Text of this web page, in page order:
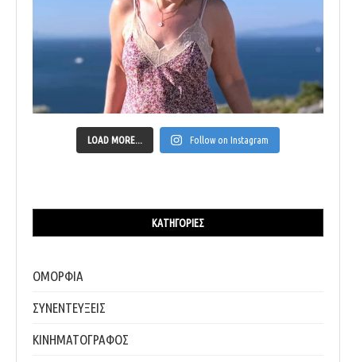
LOAD MORE... Follow on Instagram
ΚΑΤΗΓΟΡΊΕΣ
ΟΜΟΡΦΙΑ
ΣΥΝΕΝΤΕΥΞΕΙΣ
ΚΙΝΗΜΑΤΟΓΡΑΦΟΣ